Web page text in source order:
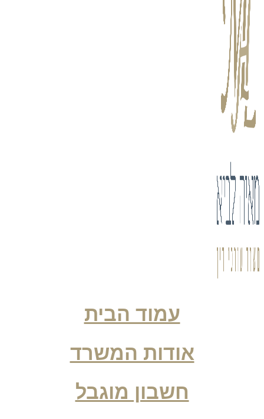
עמוד הבית
אודות המשרד
חשבון מוגבל